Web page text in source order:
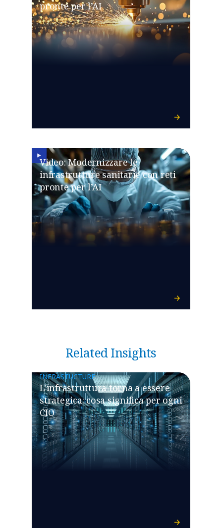
pronte per l’AI
Video: Modernizzare le
infrastrutture sanitarie con reti
pronte per l’AI
Related Insights
INFRASTUCTURE
L'infrastruttura torna a essere
strategica: cosa significa per ogni
CIO